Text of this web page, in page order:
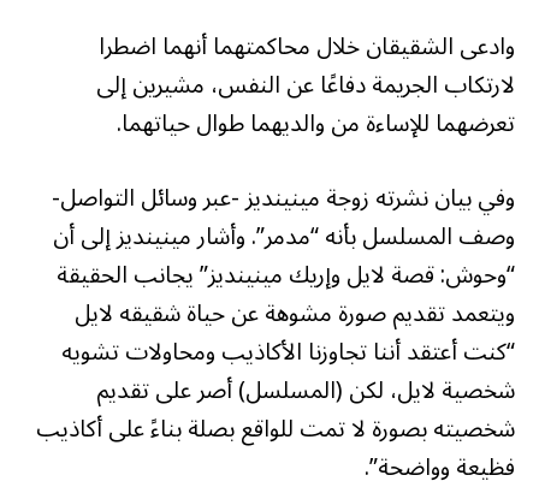
وادعى الشقيقان خلال محاكمتهما أنهما اضطرا
لارتكاب الجريمة دفاعًا عن النفس، مشيرين إلى
تعرضهما للإساءة من والديهما طوال حياتهما.
وفي بيان نشرته زوجة مينينديز -عبر وسائل التواصل-
وصف المسلسل بأنه “مدمر”. وأشار مينينديز إلى أن
“وحوش: قصة لايل وإريك مينينديز” يجانب الحقيقة
ويتعمد تقديم صورة مشوهة عن حياة شقيقه لايل
“كنت أعتقد أننا تجاوزنا الأكاذيب ومحاولات تشويه
شخصية لايل، لكن (المسلسل) أصر على تقديم
شخصيته بصورة لا تمت للواقع بصلة بناءً على أكاذيب
فظيعة وواضحة”.